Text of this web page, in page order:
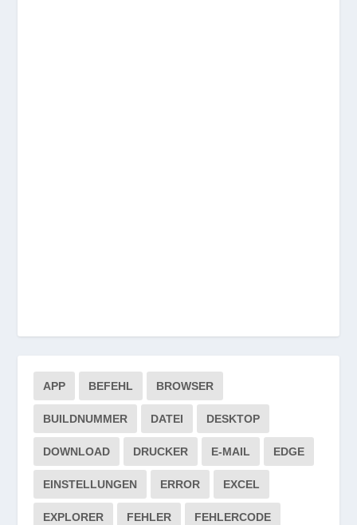
APP BEFEHL BROWSER
BUILDNUMMER DATEI DESKTOP
DOWNLOAD DRUCKER E-MAIL EDGE
EINSTELLUNGEN ERROR EXCEL
EXPLORER FEHLER FEHLERCODE